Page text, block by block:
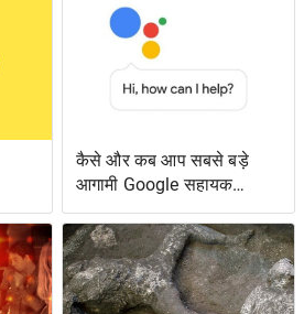
कैसे और कब आप सबसे बड़े
आगामी Google सहायक
सुविधाओं तक पहुँच सकते हैं